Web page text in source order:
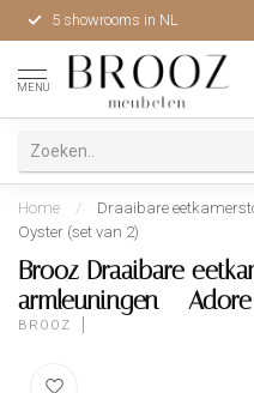
5 showrooms in NL
MENU
Home /
Draaibare
Oyster (set van 2)
Brooz Draaibare
armleuningen –
BROOZ